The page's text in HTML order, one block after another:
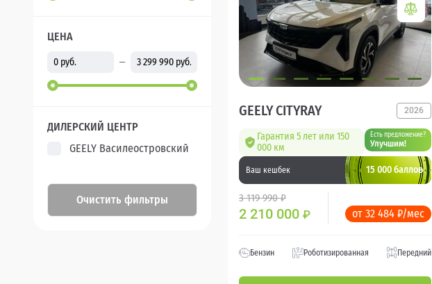
ЦЕНА
ДИЛЕРСКИЙ ЦЕНТР
GEELY Василеостровский
Очистить фильтры
GEELY CITYRAY 2026
Гарантия 5 лет или 150
000 км
Есть предложение?
Улучшим!
Ваш кешбек 15 000 баллов
3 119 990 ₽
2 210 000 ₽ от 32 484 ₽/мес
Бензин Роботизированная Передний